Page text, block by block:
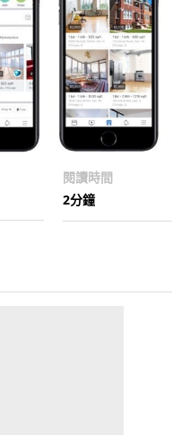
閱讀時間
2分鐘